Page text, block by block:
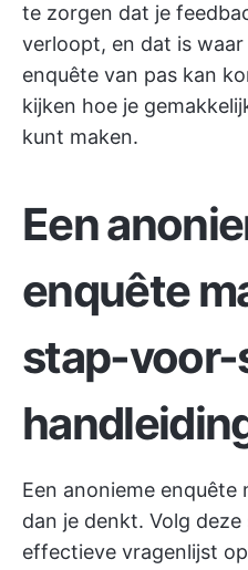
te zorgen dat je
verloopt, en dat is
enquête van pas kan
kijken hoe je
kunt maken.
Een
enquête
stap-voor-
Een anonieme enquête
dan je denkt. Volg
effectieve vragenlijst